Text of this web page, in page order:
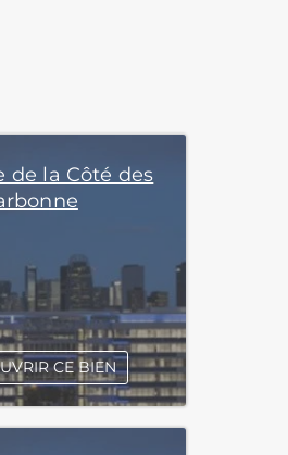
de la Côté des
CE BIEN